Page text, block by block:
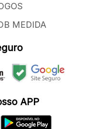
MEDIDA
APP